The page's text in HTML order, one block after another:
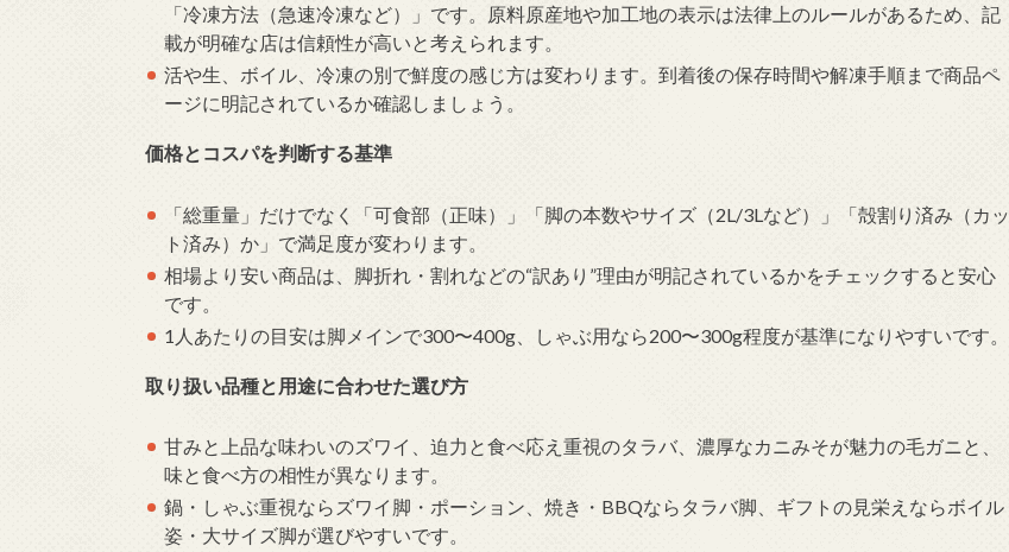
「冷凍方法（急速冷凍など）」です。原料原産地や加工地の表示は法律上のルールがあるため、記
載が明確な店は信頼性が高いと考えられます。
活や生、ボイル、冷凍の別で鮮度の感じ方は変わります。到着後の保存時間や解凍手順まで商品ペ
ージに明記されているか確認しましょう。
価格とコスパを判断する基準
「総重量」だけでなく「可食部（正味）」「脚の本数やサイズ（2L/3Lなど）」「殻割り済み（カッ
ト済み）か」で満足度が変わります。
相場より安い商品は、脚折れ・割れなどの“訳あり”理由が明記されているかをチェックすると安心
です。
1人あたりの目安は脚メインで300〜400g、しゃぶ用なら200〜300g程度が基準になりやすいです。
取り扱い品種と用途に合わせた選び方
甘みと上品な味わいのズワイ、迫力と食べ応え重視のタラバ、濃厚なカニみそが魅力の毛ガニと、
味と食べ方の相性が異なります。
鍋・しゃぶ重視ならズワイ脚・ポーション、焼き・BBQならタラバ脚、ギフトの見栄えならボイル
姿・大サイズ脚が選びやすいです。